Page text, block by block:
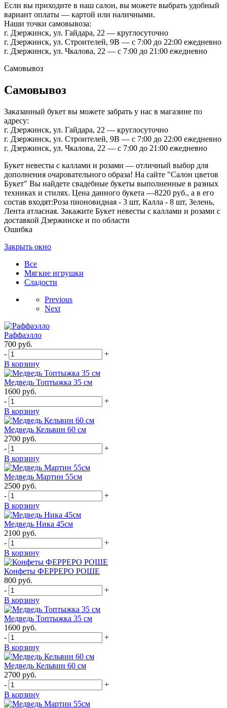
Если вы приходите в наш салон, вы можете выбрать удобный
вариант оплаты — картой или наличными.
Наши точки самовывоза:
г. Дзержинск, ул. Гайдара, 22 — круглосуточно
г. Дзержинск, ул. Строителей, 9В — с 7:00 до 22:00 ежедневно
г. Дзержинск, ул. Чкалова, 22 — с 7:00 до 21:00 ежедневно
Самовывоз
Самовывоз
Заказанный букет вы можете забрать у нас в магазине по
адресу:
г. Дзержинск, ул. Гайдара, 22 — круглосуточно
г. Дзержинск, ул. Строителей, 9В — с 7:00 до 22:00 ежедневно
г. Дзержинск, ул. Чкалова, 22 — с 7:00 до 21:00 ежедневно
Букет невесты с каллами и розами — отличный выбор для
дополнения очаровательного образа! На сайте "Салон цветов
Букет" Вы найдете свадебные букеты выполненные в разных
техниках и стилях. Цена данного букета —8220 руб., а в его
состав входят:Роза пионовидная - 3 шт, Калла - 8 шт, Зелень,
Лента атласная. Закажите Букет невесты с каллами и розами с
доставкой Дзержинске и по области
Ошибка
Закрыть окно
Все
Мягкие игрушки
Сладости
Previous
Next
Раффаэлло
700 руб.
-
+
В корзину
Медведь Топтыжка 35 см
1600 руб.
-
+
В корзину
Медведь Кельвин 60 см
2700 руб.
-
+
В корзину
Медведь Мартин 55см
2500 руб.
-
+
В корзину
Медведь Ника 45см
2100 руб.
-
+
В корзину
Конфеты ФЕРРЕРО РОШЕ
800 руб.
-
+
В корзину
Медведь Топтыжка 35 см
1600 руб.
-
+
В корзину
Медведь Кельвин 60 см
2700 руб.
-
+
В корзину